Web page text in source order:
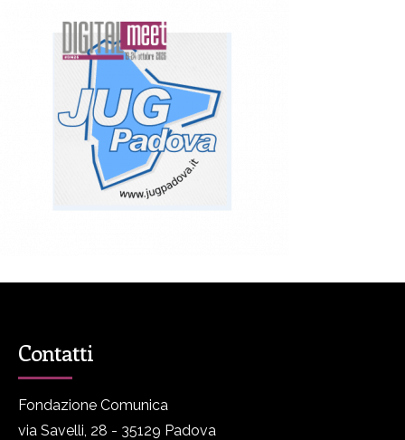
Contatti
Fondazione Comunica
via Savelli, 28 - 35129 Padova